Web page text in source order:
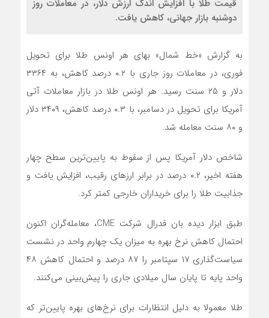
قیمت طلا با افزایش اندک ارزش دلار، در معاملات روز
دوشنبه بازار جهانی، کاهش یافت.
به گزارش «خط شمال» بهای هر اونس طلا برای تحویل
فوری، در معاملات روز جاری با ۰.۲ درصد کاهش، به ۳۳۶۴
دلار و ۲۵ سنت رسید. هر اونس طلا در بازار معاملات آتی
آمریکا برای تحویل در دسامبر، با ۰.۳ درصد کاهش، ۳۴۰۹ دلار
و ۸۰ سنت معامله شد.
شاخص دلار آمریکا پس از سقوط به پایین‌ترین سطح چهار
هفته اخیر، ۰.۲ درصد در برابر ارزهای رقیب، افزایش یافت و
جذابیت طلا را برای خریداران خارجی کمتر کرد.
طبق ابزار دیده بان فدرال شرکت CME، معامله‌گران اکنون
احتمال کاهش نرخ بهره به میزان یک چهارم واحد در نشست
سیاست‌گذاری ۱۷ سپتامبر را ۸۷ درصد و احتمال کاهش ۴۸
واحد پایه تا پایان سال میلادی جاری را پیش‌بینی می‌کنند.
طلا معمولا به دلیل انتظارات برای نرخ‌های بهره پایین‌تر که